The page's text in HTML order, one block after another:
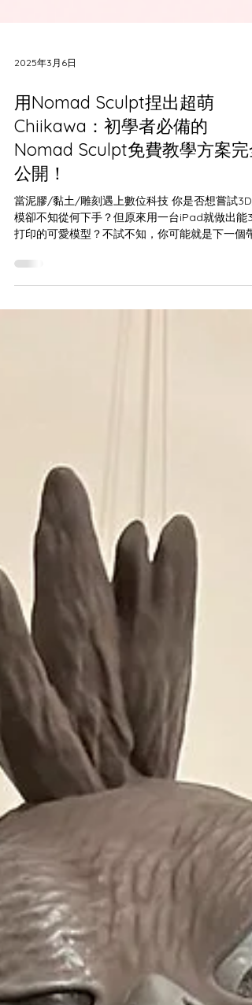
2025年3月6日
用Nomad Sculpt捏出超萌
Chiikawa：初學者必備的
Nomad Sculpt免費教學方案完
公開！
當泥膠/黏土/雕刻遇上數位科技 你是否想嘗試3D
打印的可愛模型？不試不知，你可能就是下一個帶
領Popmart熱潮的創作者！ 為初學者量身打造的